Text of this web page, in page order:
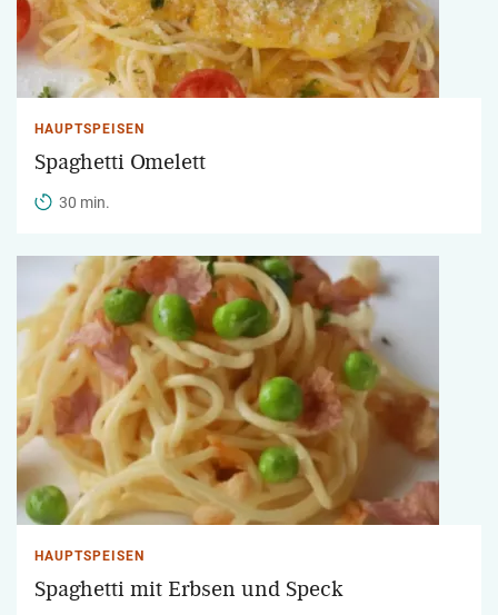
HAUPTSPEISEN
Spaghetti Omelett
30 min.
HAUPTSPEISEN
Spaghetti mit Erbsen und Speck